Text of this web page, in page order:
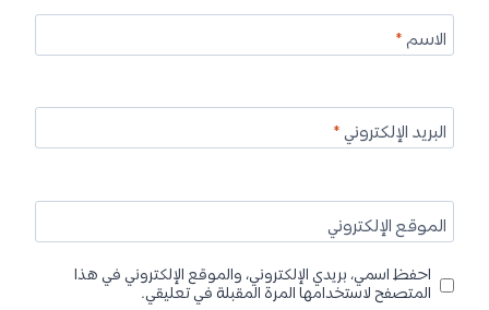
الاسم*
البريد الإلكتروني*
الموقع الإلكتروني
احفظ اسمي، بريدي الإلكتروني، والموقع الإلكتروني في هذا
المتصفح لاستخدامها المرة المقبلة في تعليقي.